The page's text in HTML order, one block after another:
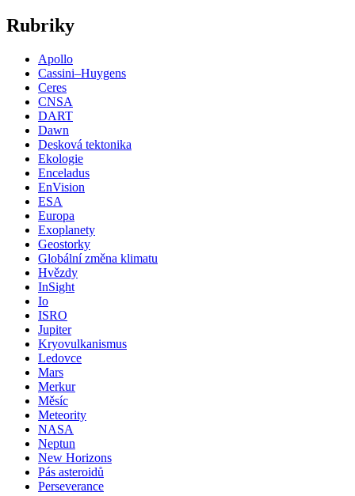
Rubriky
Apollo
Cassini–Huygens
Ceres
CNSA
DART
Dawn
Desková tektonika
Ekologie
Enceladus
EnVision
ESA
Europa
Exoplanety
Geostorky
Globální změna klimatu
Hvězdy
InSight
Io
ISRO
Jupiter
Kryovulkanismus
Ledovce
Mars
Merkur
Měsíc
Meteority
NASA
Neptun
New Horizons
Pás asteroidů
Perseverance